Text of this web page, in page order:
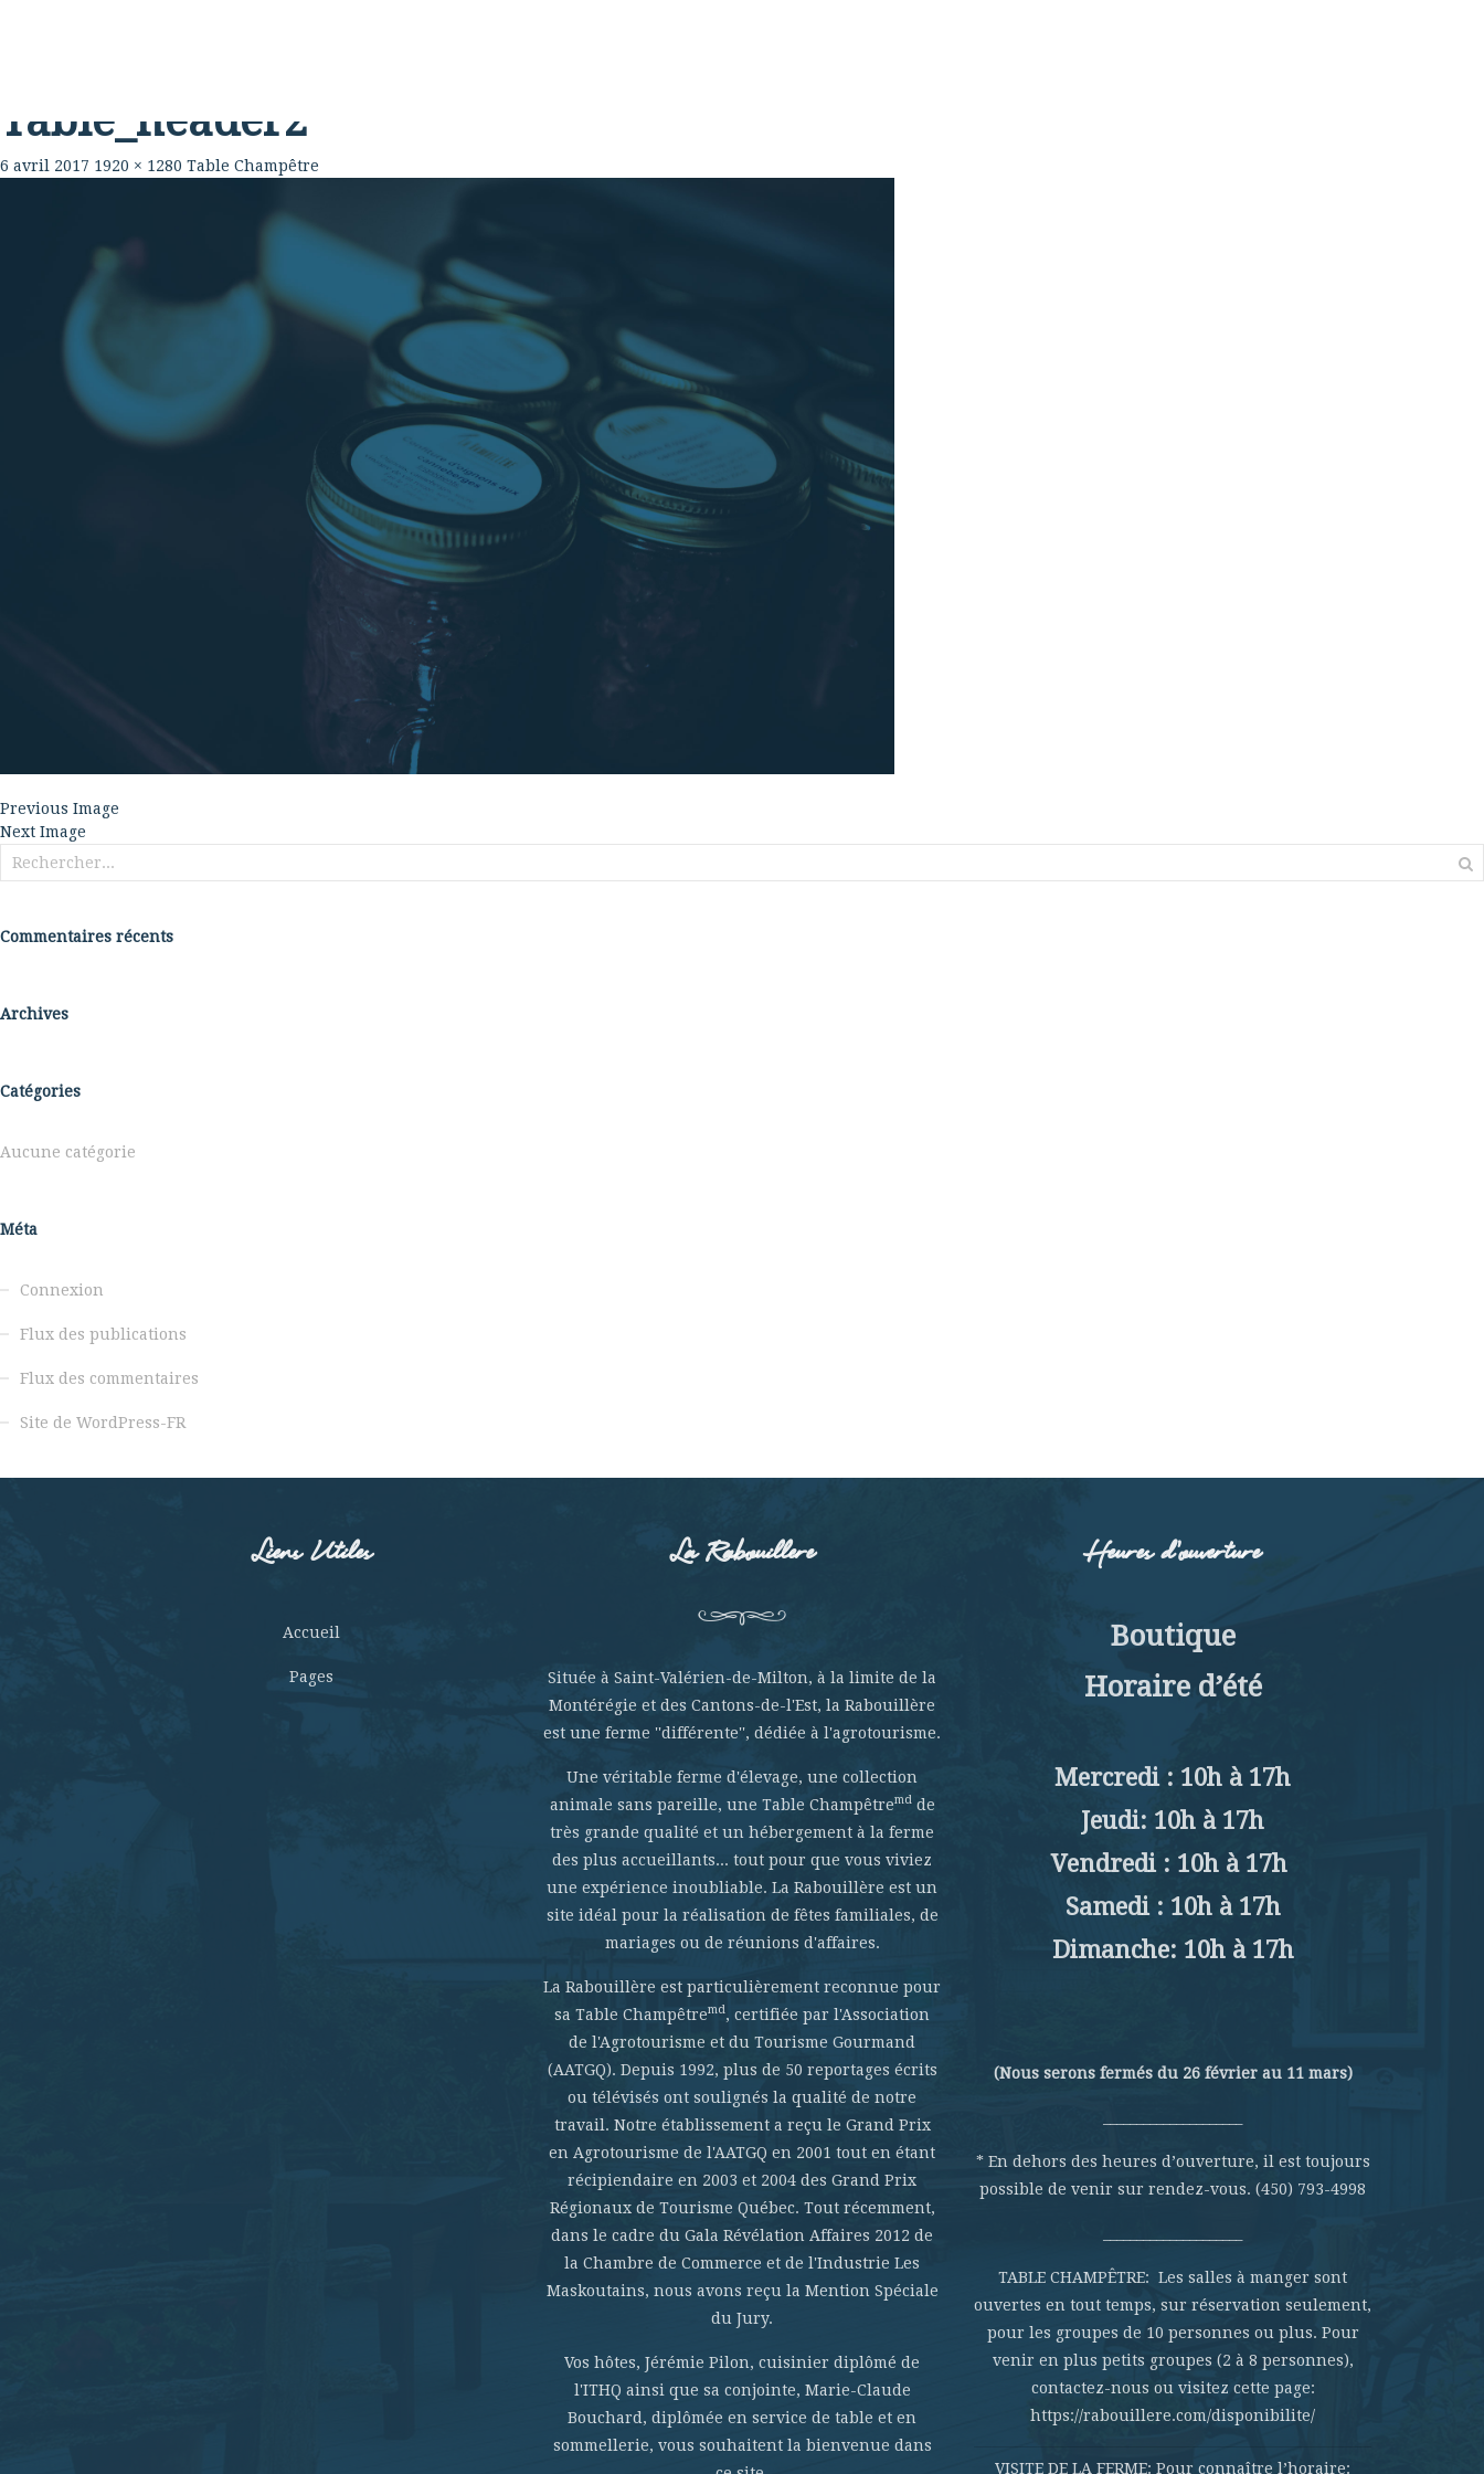
Table_header2
6 avril 2017 1920 × 1280 Table Champêtre
Previous Image
Next Image
Rechercher :
Commentaires récents
Archives
Catégories
Aucune catégorie
Méta
Connexion
Flux des publications
Flux des commentaires
Site de WordPress-FR
Liens Utiles
Accueil
Pages
La Rabouillere
Située à Saint-Valérien-de-Milton, à la limite de la
Montérégie et des Cantons-de-l'Est, la Rabouillère
est une ferme ''différente'', dédiée à l'agrotourisme.
Une véritable ferme d'élevage, une collection
animale sans pareille, une Table Champêtremdde
très grande qualité et un hébergement à la ferme
des plus accueillants... tout pour que vous viviez
une expérience inoubliable. La Rabouillère est un
site idéal pour la réalisation de fêtes familiales, de
mariages ou de réunions d'affaires.
La Rabouillère est particulièrement reconnue pour
sa Table Champêtremd, certifiée par l'Association
de l'Agrotourisme et du Tourisme Gourmand
(AATGQ). Depuis 1992, plus de 50 reportages écrits
ou télévisés ont soulignés la qualité de notre
travail. Notre établissement a reçu le Grand Prix
en Agrotourisme de l'AATGQ en 2001 tout en étant
récipiendaire en 2003 et 2004 des Grand Prix
Régionaux de Tourisme Québec. Tout récemment,
dans le cadre du Gala Révélation Affaires 2012 de
la Chambre de Commerce et de l'Industrie Les
Maskoutains, nous avons reçu la Mention Spéciale
du Jury.
Vos hôtes, Jérémie Pilon, cuisinier diplômé de
l'ITHQ ainsi que sa conjointe, Marie-Claude
Bouchard, diplômée en service de table et en
sommellerie, vous souhaitent la bienvenue dans
Heures d’ouverture
Boutique
Horaire d’été
Mercredi : 10h à 17h
Jeudi: 10h à 17h
Vendredi : 10h à 17h
Samedi : 10h à 17h
Dimanche: 10h à 17h
(Nous serons fermés du 26 février au 11 mars)
* En dehors des heures d’ouverture, il est toujours
possible de venir sur rendez-vous. (450) 793-4998
TABLE CHAMPÊTRE: Les salles à manger sont
ouvertes en tout temps, sur réservation seulement,
pour les groupes de 10 personnes ou plus. Pour
venir en plus petits groupes (2 à 8 personnes),
contactez-nous ou visitez cette page:
https://rabouillere.com/disponibilite/
VISITE DE LA FERME: Pour connaître l’horaire: